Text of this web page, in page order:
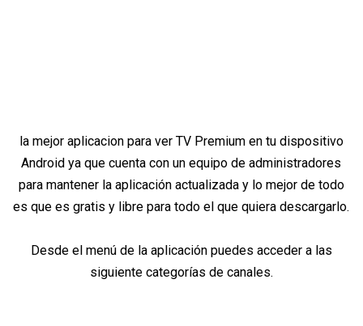
la mejor aplicacion para ver TV Premium en tu dispositivo
Android ya que cuenta con un equipo de administradores
para mantener la aplicación actualizada y lo mejor de todo
es que es gratis y libre para todo el que quiera descargarlo.
Desde el menú de la aplicación puedes acceder a las
siguiente categorías de canales.